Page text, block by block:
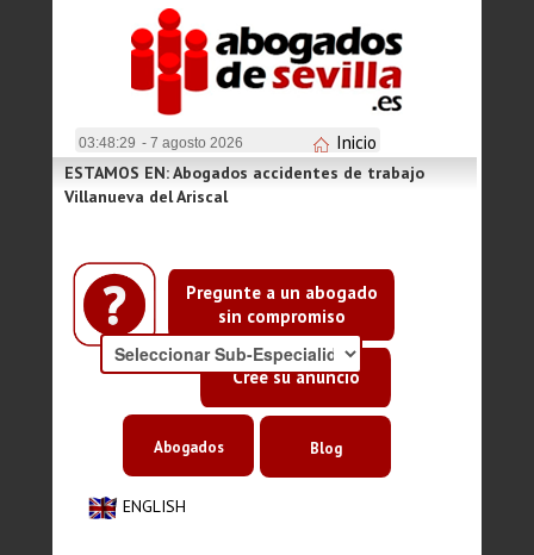
03:48:29 - 7 agosto 2026 Inicio
Pregunte a un abogado
sin compromiso
Cree su anuncio
ESTAMOS EN: Abogados accidentes de trabajo
Villanueva del Ariscal
ENGLISH
Abogados Blog